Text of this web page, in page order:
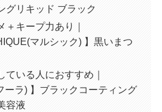
グリキッド ブラック
＋キープ力あり｜
マルシック) 】黒いまつ
ている人におすすめ｜
ーラ) 】ブラックコーティング
容液